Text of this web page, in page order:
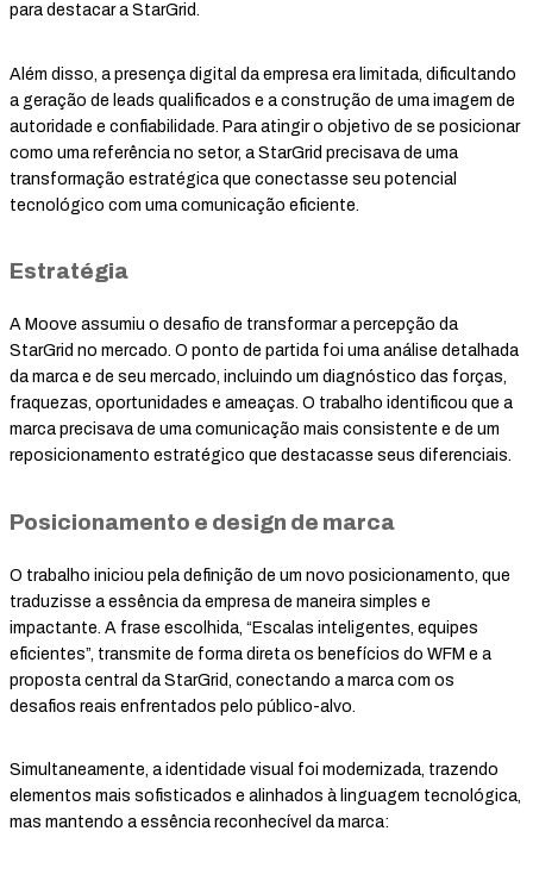
para destacar a StarGrid.
Além disso, a presença digital da empresa era limitada, dificultando
a geração de leads qualificados e a construção de uma imagem de
autoridade e confiabilidade. Para atingir o objetivo de se posicionar
como uma referência no setor, a StarGrid precisava de uma
transformação estratégica que conectasse seu potencial
tecnológico com uma comunicação eficiente.
Estratégia
A Moove assumiu o desafio de transformar a percepção da
StarGrid no mercado. O ponto de partida foi uma análise detalhada
da marca e de seu mercado, incluindo um diagnóstico das forças,
fraquezas, oportunidades e ameaças. O trabalho identificou que a
marca precisava de uma comunicação mais consistente e de um
reposicionamento estratégico que destacasse seus diferenciais.
Posicionamento e design de marca
O trabalho iniciou pela definição de um novo posicionamento, que
traduzisse a essência da empresa de maneira simples e
impactante. A frase escolhida, “Escalas inteligentes, equipes
eficientes”, transmite de forma direta os benefícios do WFM e a
proposta central da StarGrid, conectando a marca com os
desafios reais enfrentados pelo público-alvo.
Simultaneamente, a identidade visual foi modernizada, trazendo
elementos mais sofisticados e alinhados à linguagem tecnológica,
mas mantendo a essência reconhecível da marca: